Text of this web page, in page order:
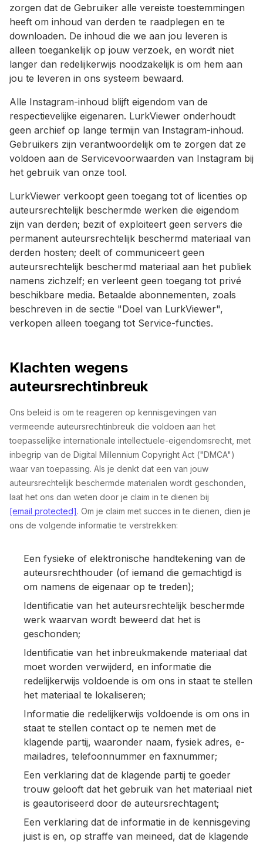
zorgen dat de Gebruiker alle vereiste toestemmingen
heeft om inhoud van derden te raadplegen en te
downloaden. De inhoud die we aan jou leveren is
alleen toegankelijk op jouw verzoek, en wordt niet
langer dan redelijkerwijs noodzakelijk is om hem aan
jou te leveren in ons systeem bewaard.
Alle Instagram-inhoud blijft eigendom van de
respectievelijke eigenaren. LurkViewer onderhoudt
geen archief op lange termijn van Instagram-inhoud.
Gebruikers zijn verantwoordelijk om te zorgen dat ze
voldoen aan de Servicevoorwaarden van Instagram bij
het gebruik van onze tool.
LurkViewer verkoopt geen toegang tot of licenties op
auteursrechtelijk beschermde werken die eigendom
zijn van derden; bezit of exploiteert geen servers die
permanent auteursrechtelijk beschermd materiaal van
derden hosten; deelt of communiceert geen
auteursrechtelijk beschermd materiaal aan het publiek
namens zichzelf; en verleent geen toegang tot privé
beschikbare media. Betaalde abonnementen, zoals
beschreven in de sectie "Doel van LurkViewer",
verkopen alleen toegang tot Service-functies.
Klachten wegens
auteursrechtinbreuk
Ons beleid is om te reageren op kennisgevingen van
vermeende auteursrechtinbreuk die voldoen aan het
toepasselijke internationale intellectuele-eigendomsrecht, met
inbegrip van de Digital Millennium Copyright Act ("DMCA")
waar van toepassing. Als je denkt dat een van jouw
auteursrechtelijk beschermde materialen wordt geschonden,
laat het ons dan weten door je claim in te dienen bij
[email protected]. Om je claim met succes in te dienen, dien je
ons de volgende informatie te verstrekken:
Een fysieke of elektronische handtekening van de
auteursrechthouder (of iemand die gemachtigd is
om namens de eigenaar op te treden);
Identificatie van het auteursrechtelijk beschermde
werk waarvan wordt beweerd dat het is
geschonden;
Identificatie van het inbreukmakende materiaal dat
moet worden verwijderd, en informatie die
redelijkerwijs voldoende is om ons in staat te stellen
het materiaal te lokaliseren;
Informatie die redelijkerwijs voldoende is om ons in
staat te stellen contact op te nemen met de
klagende partij, waaronder naam, fysiek adres, e-
mailadres, telefoonnummer en faxnummer;
Een verklaring dat de klagende partij te goeder
trouw gelooft dat het gebruik van het materiaal niet
is geautoriseerd door de auteursrechtagent;
Een verklaring dat de informatie in de kennisgeving
juist is en, op straffe van meineed, dat de klagende